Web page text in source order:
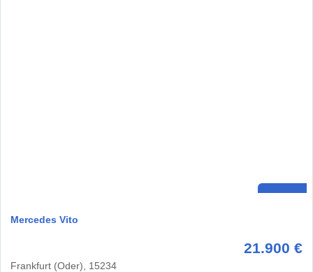
Mercedes Vito
21.900 €
Frankfurt (Oder), 15234